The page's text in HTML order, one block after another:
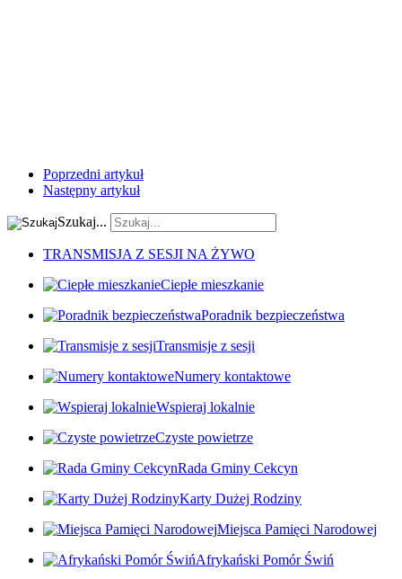
Poprzedni artykuł
Następny artykuł
Szukaj...
TRANSMISJA Z SESJI NA ŻYWO
Ciepłe mieszkanie
Poradnik bezpieczeństwa
Transmisje z sesji
Numery kontaktowe
Wspieraj lokalnie
Czyste powietrze
Rada Gminy Cekcyn
Karty Dużej Rodziny
Miejsca Pamięci Narodowej
Afrykański Pomór Świń